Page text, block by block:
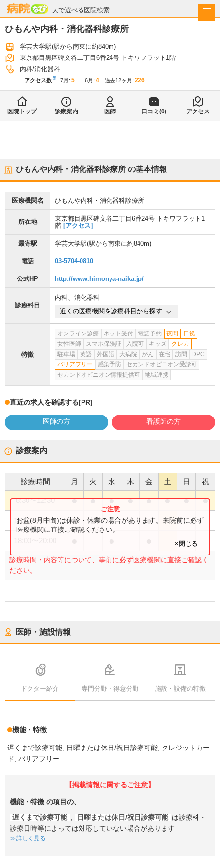
人で選べる医院検索
病院なび
ひもんや内科・消化器科診療所
学芸大学駅(駅から南東に約840m)
東京都目黒区碑文谷二丁目6番24号 トキワフラット1階
内科 消化器科
アクセス数※ 7月 : 5 6月 : 4 過去12ヶ月: 226
医院トップ 診療案内 医師 口コミ(0) アクセス
ひもんや内科・消化器科診療所 の基本情報
医療機関名 ひもんや内科・消化器科診療所
所在地
東京都目黒区碑文谷二丁目6番24号 トキワフラット1
階 [アクセス]
最寄駅 学芸大学駅(駅から南東に約840m)
電話 03-5704-0810
公式HP http://www.himonya-naika.jp/
診療科目
内科、 消化器科
近くの医療機関を診療科目から探す
特徴
オンライン診療 ネット受付 電話予約 夜間
日祝
女性医師
スマホ保険証 入院可 キッズ
クレカ
駐車場
英語 外国語 大病院 がん 在宅 訪問
DPC
バリアフリー
感染予防
セカンドオピニオン受診可
セカンドオピニオン情報提供可
地域連携
直近の求人を確認する[PR]
医師の方 看護師の方
診療案内
診療時間 月 火 水 木 金 土 日 祝
8:30〜12:30 ● ● ● ● ● ● ● ●
15:00〜18:00 ● ● ● ● ●
診療時間・内容等について、事前に必ず医療機関に直接ご確認く
ださい。
お盆(8月中旬)は休診・休業の場合があります。来院前に必ず
医療機関に直接ご確認ください。
×閉じる
医師・施設情報
ドクター紹介 専門分野・得意分野 施設・設備の特徴
機能・特徴
遅くまで診療可能 日曜または休日/祝日診療可能 クレジットカー
ド
バリアフリー
【掲載情報に関するご注意】
機能・特徴 の項目の、
遅くまで診療可能 日曜または休日/祝日診療可能 は診療科・
診療日時等によっては対応していない場合があります
詳しく見る